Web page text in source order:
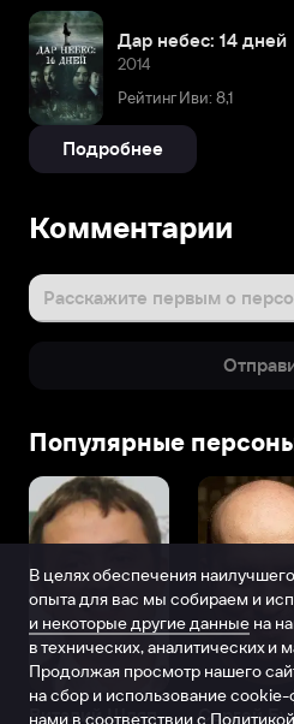
Дар небес: 14 дней
2014
Рейтинг Иви: 8,1
Подробнее
Комментарии
Расскажите первым о
Популярные
Виталий Шляппо
В целях обеспечения
опыта для вас мы собираем и
и некоторые другие данные на
в технических, аналитических и
Продолжая просмотр нашего
на сбор и использование
нами в соответствии с Политикой